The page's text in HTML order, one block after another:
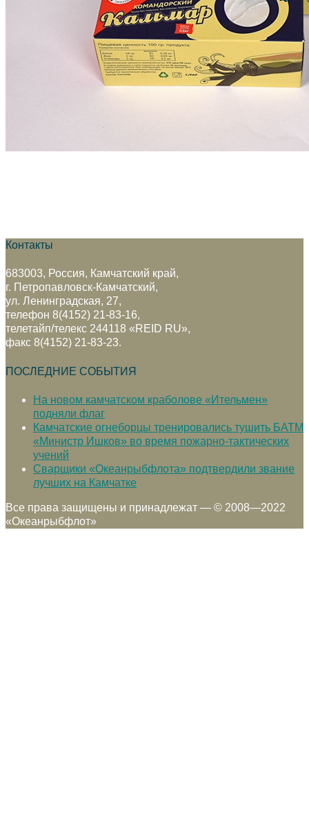
Контакты
683003, Россия, Камчатский край,
г. Петропавловск-Камчатский,
ул. Ленинградская, 27,
телефон 8(4152) 21-83-16,
телетайп/телекс 244118 «REID RU»,
факс 8(4152) 21-83-23.
ПОСЛЕДНИЕ СОБЫТИЯ
На новом камчатском краболове «Ительмен»
подняли флаг
Камчатские огнеборцы тренировались тушить БАТМ
«Министр Ишков» во время пожарно-тактических
учений
Сварщики «Океанрыбфлота» подтвердили звание
лучших на Камчатке
Все права защищены и принадлежат — © 2008—2022
«Океанрыбфлот»